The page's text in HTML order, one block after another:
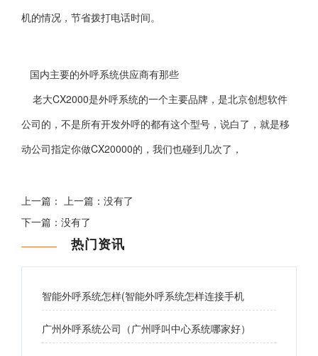
机的情况，节省拨打电话时间。
国内主要的外呼系统供应商有那些
老大CX2000是外呼系统的一个主要品牌，是北京创想软件
公司的，不是所有开发外呼的都有这个型号，说白了，就是移
动公司指定你做CX20000的，我们也碰到几次了，
上一篇： 上一篇：没有了
下一篇：没有了
热门资讯
智能外呼系统怎样(智能外呼系统怎样连接手机
广州外呼系统公司（广州呼叫中心系统哪家好）